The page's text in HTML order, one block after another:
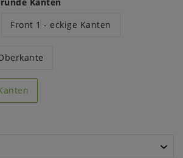
Front 1 - eckige Kanten